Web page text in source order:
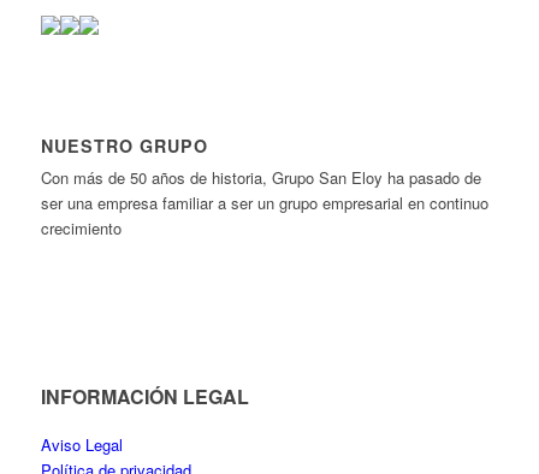
NUESTRO GRUPO
Con más de 50 años de historia, Grupo San Eloy ha pasado de
ser una empresa familiar a ser un grupo empresarial en continuo
crecimiento
INFORMACIÓN LEGAL
Aviso Legal